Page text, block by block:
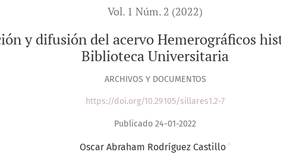
Vol. 1 Núm. 2 (2022)
y difusión del acervo Hemerográficos
Biblioteca Universitaria
ARCHIVOS Y DOCUMENTOS
https://doi.org/10.29105/sillares1.2-7
Publicado 24-01-2022
Oscar Abraham Rodríguez Castillo +